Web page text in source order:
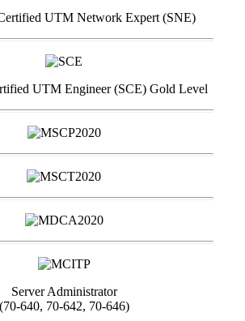
UTM Network Expert (SNE)
UTM Engineer (SCE) Gold Level
Server Administrator
(70-640, 70-642, 70-646)